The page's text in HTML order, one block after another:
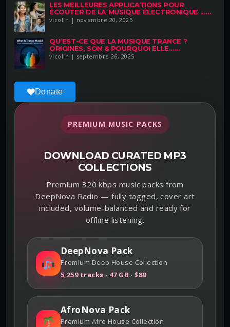
LES MEILLEURES APPLICATIONS POUR
ÉCOUTER DE LA MUSIQUE ÉLECTRONIQUE ......
vicolin | novembre 20, 2025
QU’EST-CE QUE LA MUSIQUE TRANCE ?
ORIGINES, SON & POURQUOI ELLE......
vicolin | septembre 26, 2025
Donate
PREMIUM MUSIC PACKS
DOWNLOAD CURATED MP3
COLLECTIONS
Premium 320 kbps music packs from
DeepNova Radio — fully tagged, cover art
included, volume-balanced and ready for
offline listening.
DeepNova Pack
Premium Deep House Collection
5,259 tracks · 47 GB · $89
AfroNova Pack
Premium Afro House Collection